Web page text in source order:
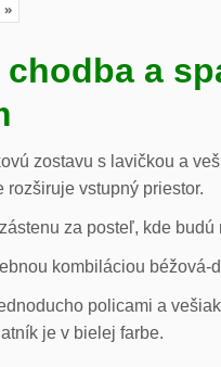
»
chodba a
zostavu s lavičkou a
rozširuje vstupný priestor.
za posteľ, kde
kombiláciou béžová-
policami a
je v bielej farbe.